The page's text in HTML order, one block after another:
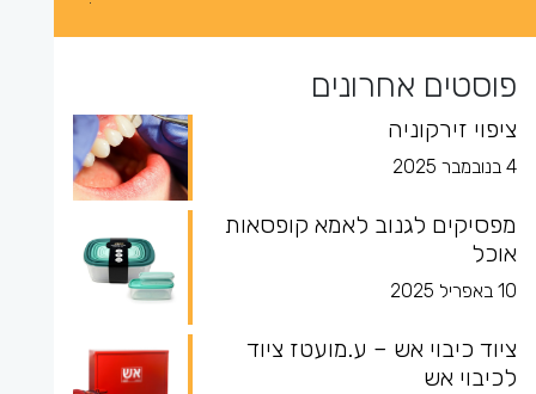
פוסטים אחרונים
ציפוי זירקוניה
4 בנובמבר 2025
מפסיקים לגנוב לאמא קופסאות
אוכל
10 באפריל 2025
ציוד כיבוי אש – ע.מועטז ציוד
לכיבוי אש